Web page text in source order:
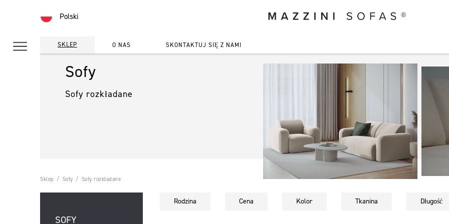
Polski
SKLEP O NAS SKONTAKTUJ SIĘ Z NAMI
Sofy
Sofy rozkładane
Sklep Sofy Sofy rozkładane
SOFY
Rodzina Cena Kolor Tkanina Długość